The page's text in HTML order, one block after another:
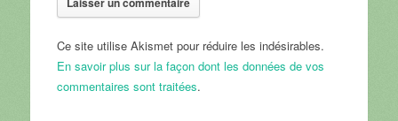
Ce site utilise Akismet pour réduire les indésirables.
En savoir plus sur la façon dont les données de vos
commentaires sont traitées.